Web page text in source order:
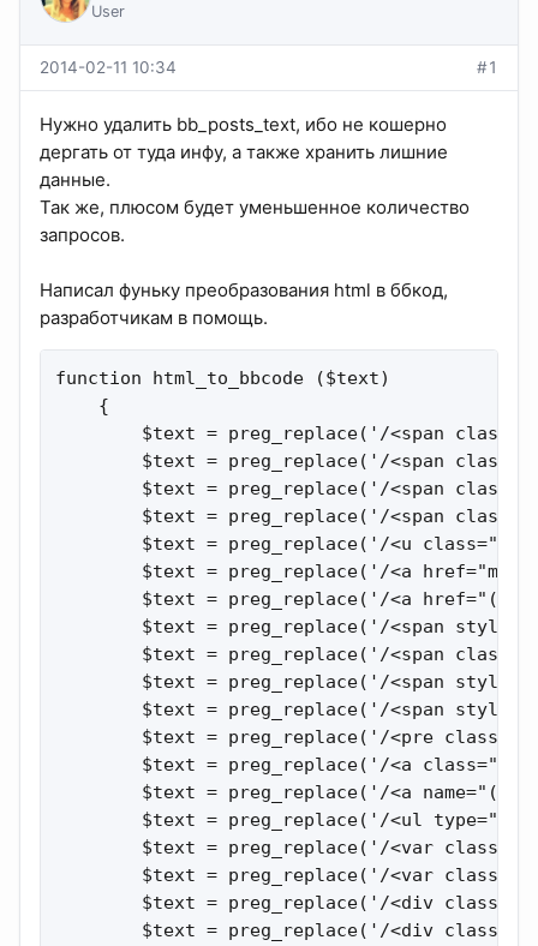
User
2014-02-11 10:34 #1
Нужно удалить bb_posts_text, ибо не кошерно
дергать от туда инфу, а также хранить лишние
данные.
Так же, плюсом будет уменьшенное количество
запросов.
Написал фуньку преобразования html в ббкод,
разработчикам в помощь.
function html_to_bbcode ($text)
    {
$text = preg_replace('/<span
$text = preg_replace('/<span
$text = preg_replace('/<span
$text = preg_replace('/<span
$text = preg_replace('/<u
$text = preg_replace('/<a
$text = preg_replace('/<a
$text = preg_replace('/<span
$text = preg_replace('/<span
$text = preg_replace('/<span
$text = preg_replace('/<span
$text = preg_replace('/<pre
$text = preg_replace('/<a
$text = preg_replace('/<a
$text = preg_replace('/<ul
$text = preg_replace('/<var
$text = preg_replace('/<var
$text = preg_replace('/<div
$text = preg_replace('/<div